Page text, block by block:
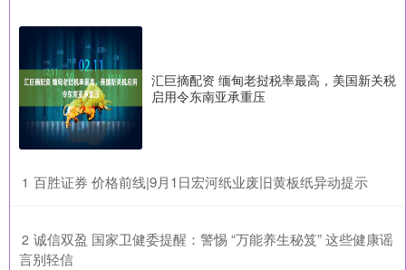
汇巨摘配资 缅甸老挝税率最高，美国新关税
启用令东南亚承重压
1 ​百胜证券 价格前线|9月1日宏河纸业废旧黄板纸异动提示
2 ​诚信双盈 国家卫健委提醒：警惕 “万能养生秘笈” 这些健康谣
言别轻信